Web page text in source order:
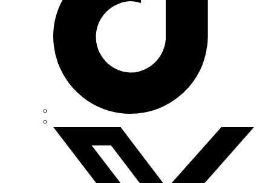
Каблекс Одеса
Мегомметр (Україна)
Новатек-Електро (Україна)
Одескабель Одеський кабельний завод
Промфактор
Термофіт
Укренерго-Альянс (Україна)